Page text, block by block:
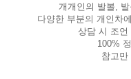
개개인의 발볼,
다양한 부분의 개인차
상담 시 조언
100%
참고만